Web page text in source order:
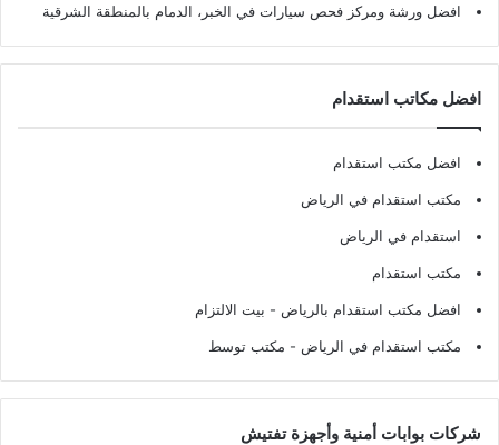
افضل ورشة ومركز فحص سيارات في الخبر، الدمام بالمنطقة الشرقية
افضل مكاتب استقدام
افضل مكتب استقدام
مكتب استقدام في الرياض
استقدام في الرياض
مكتب استقدام
افضل مكتب استقدام بالرياض - بيت الالتزام
مكتب استقدام في الرياض - مكتب توسط
شركات بوابات أمنية وأجهزة تفتيش